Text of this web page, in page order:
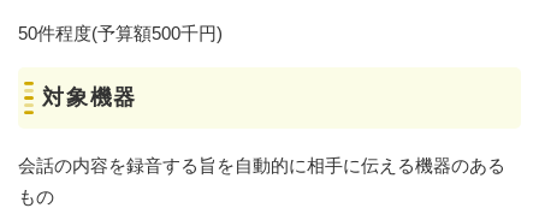
50件程度(予算額500千円)
対象機器
会話の内容を録音する旨を自動的に相手に伝える機器のある
もの